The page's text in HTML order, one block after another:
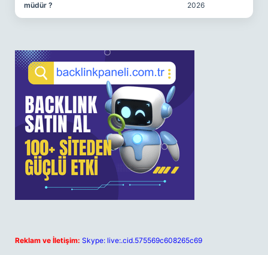
müdür ?
2026
Reklam ve İletişim: Skype: live:.cid.575569c608265c69